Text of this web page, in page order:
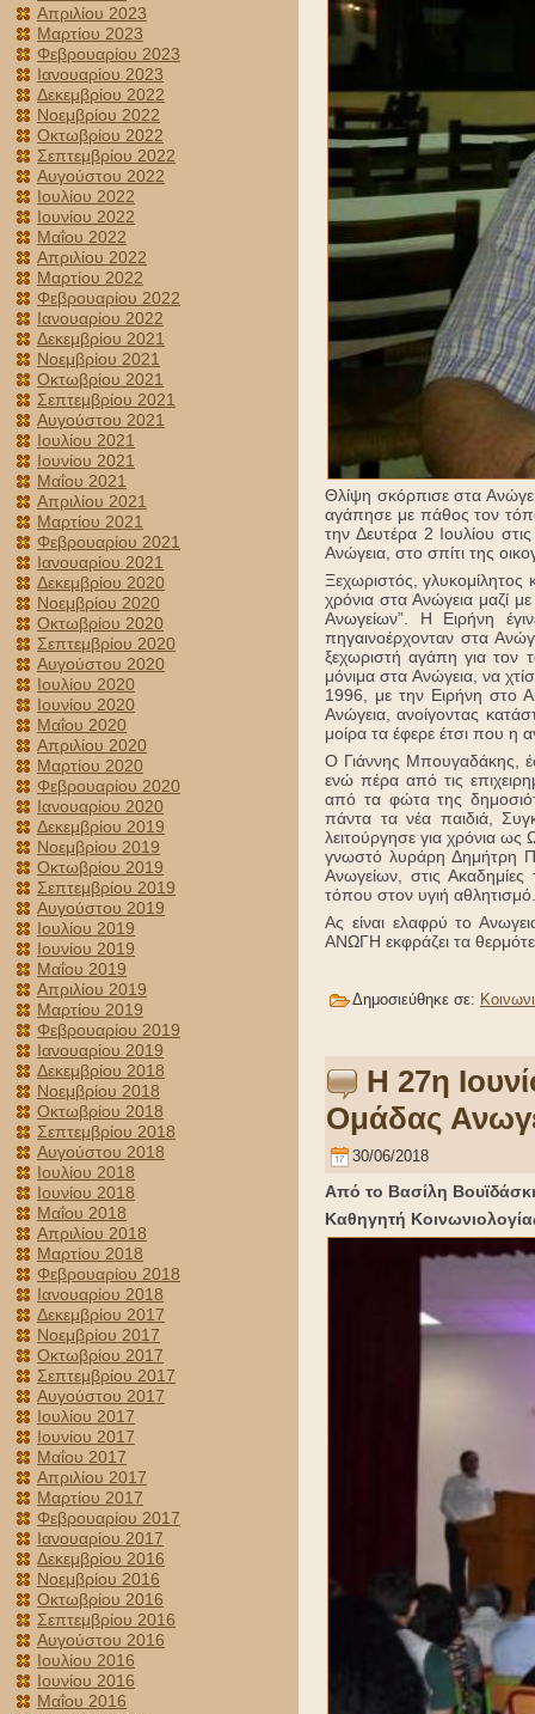
Απριλίου 2023
Μαρτίου 2023
Φεβρουαρίου 2023
Ιανουαρίου 2023
Δεκεμβρίου 2022
Νοεμβρίου 2022
Οκτωβρίου 2022
Σεπτεμβρίου 2022
Αυγούστου 2022
Ιουλίου 2022
Ιουνίου 2022
Μαΐου 2022
Απριλίου 2022
Μαρτίου 2022
Φεβρουαρίου 2022
Ιανουαρίου 2022
Δεκεμβρίου 2021
Νοεμβρίου 2021
Οκτωβρίου 2021
Σεπτεμβρίου 2021
Αυγούστου 2021
Ιουλίου 2021
Ιουνίου 2021
Μαΐου 2021
Απριλίου 2021
Μαρτίου 2021
Φεβρουαρίου 2021
Ιανουαρίου 2021
Δεκεμβρίου 2020
Νοεμβρίου 2020
Οκτωβρίου 2020
Σεπτεμβρίου 2020
Αυγούστου 2020
Ιουλίου 2020
Ιουνίου 2020
Μαΐου 2020
Απριλίου 2020
Μαρτίου 2020
Φεβρουαρίου 2020
Ιανουαρίου 2020
Δεκεμβρίου 2019
Νοεμβρίου 2019
Οκτωβρίου 2019
Σεπτεμβρίου 2019
Αυγούστου 2019
Ιουλίου 2019
Ιουνίου 2019
Μαΐου 2019
Απριλίου 2019
Μαρτίου 2019
Φεβρουαρίου 2019
Ιανουαρίου 2019
Δεκεμβρίου 2018
Νοεμβρίου 2018
Οκτωβρίου 2018
Σεπτεμβρίου 2018
Αυγούστου 2018
Ιουλίου 2018
Ιουνίου 2018
Μαΐου 2018
Απριλίου 2018
Μαρτίου 2018
Φεβρουαρίου 2018
Ιανουαρίου 2018
Δεκεμβρίου 2017
Νοεμβρίου 2017
Οκτωβρίου 2017
Σεπτεμβρίου 2017
Αυγούστου 2017
Ιουλίου 2017
Ιουνίου 2017
Μαΐου 2017
Απριλίου 2017
Μαρτίου 2017
Φεβρουαρίου 2017
Ιανουαρίου 2017
Δεκεμβρίου 2016
Νοεμβρίου 2016
Οκτωβρίου 2016
Σεπτεμβρίου 2016
Αυγούστου 2016
Ιουλίου 2016
Ιουνίου 2016
Μαΐου 2016
Θλίψη σκόρπισε στα
αγάπησε με πάθος τον
την Δευτέρα 2 Ιουλίου
Ανώγεια, στο σπίτι της
Ξεχωριστός,
χρόνια στα Ανώγεια μαζί
Ανωγείων”. Η Ειρήνη
πηγαινοέρχονταν στα
ξεχωριστή αγάπη για
μόνιμα στα Ανώγεια, να
1996, με την Ειρήνη στο
Ανώγεια, ανοίγοντας
μοίρα τα έφερε έτσι που
Ο Γιάννης Μπουγαδάκης,
ενώ πέρα από τις
από τα φώτα της
πάντα τα νέα παιδιά,
λειτούργησε για χρόνια ως
γνωστό λυράρη Δημήτρη
Ανωγείων, στις
τόπου στον υγιή αθλητισμό.
Ας είναι ελαφρύ το
ΑΝΩΓΗ εκφράζει τα
Δημοσιεύθηκε σε:
Η 27η
Ομάδας
30/06/2018
Από το Βασίλη
Καθηγητή